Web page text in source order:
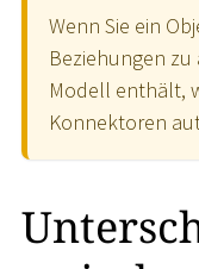
Wenn Sie ein
Beziehungen
Modell enthält,
Konnektoren